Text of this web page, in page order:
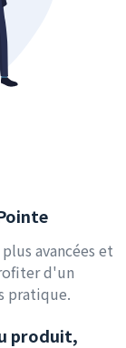
avancées et
d'un
pratique.
produit,